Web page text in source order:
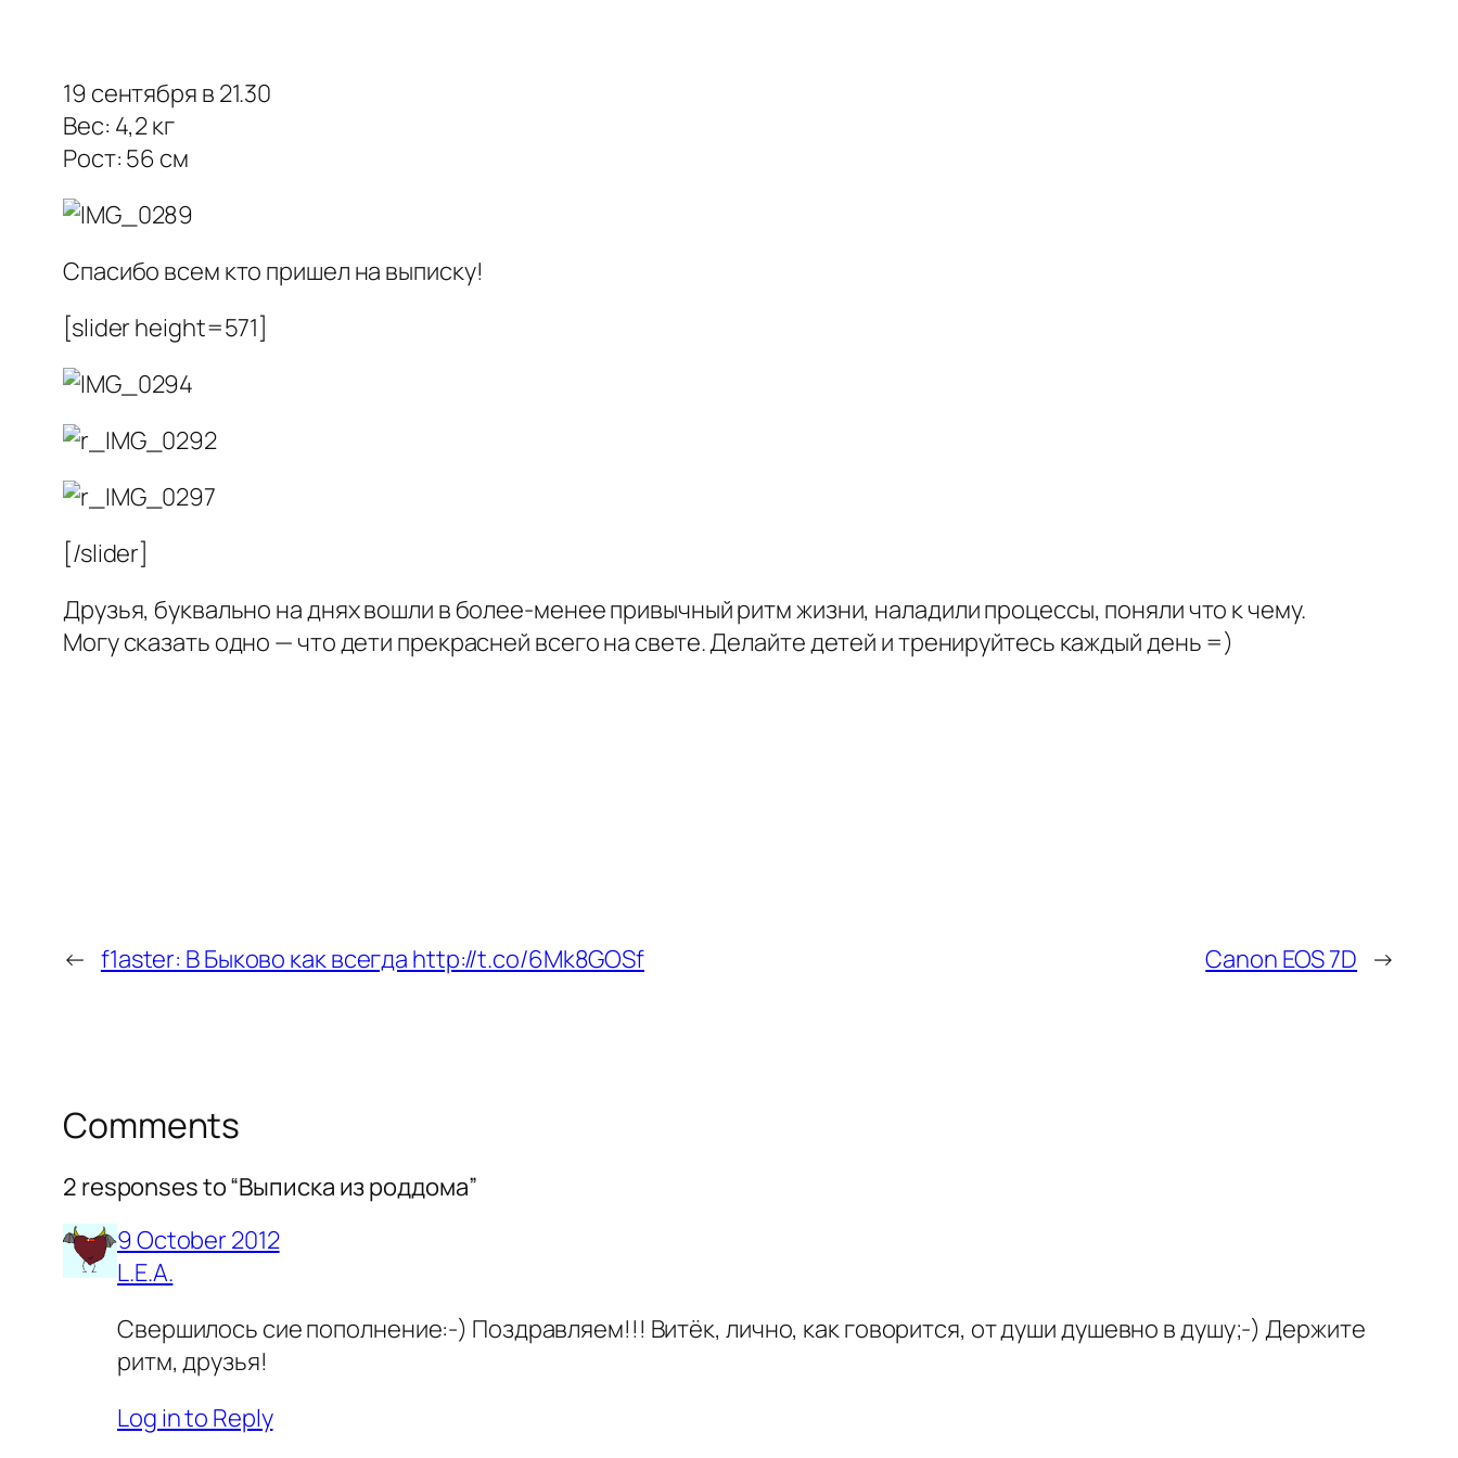
19 сентября в 21.30
Вес: 4,2 кг
Рост: 56 см
Спасибо всем кто пришел на выписку!
[slider height=571]
[/slider]
Друзья, буквально на днях вошли в более-менее привычный ритм жизни, наладили процессы, поняли что к чему.
Могу сказать одно — что дети прекрасней всего на свете. Делайте детей и тренируйтесь каждый день =)
← f1aster: В Быково как всегда http://t.co/6Mk8GOSf Canon EOS 7D →
Comments
2 responses to “Выписка из роддома”
9 October 2012
L.E.A.
Свершилось сие пополнение:-) Поздравляем!!! Витёк, лично, как говорится, от души душевно в душу;-) Держите
ритм, друзья!
Log in to Reply